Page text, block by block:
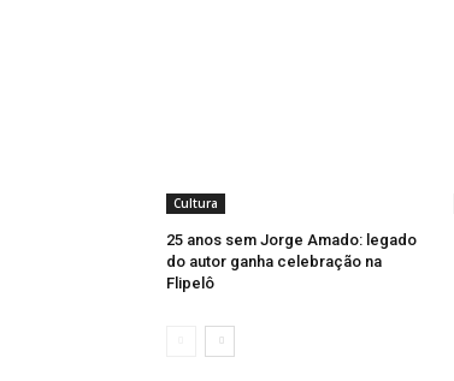
Cultura
25 anos sem Jorge Amado: legado
do autor ganha celebração na
Flipelô